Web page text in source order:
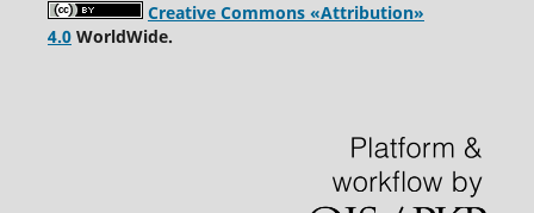
Creative Commons «Attribution»
4.0WorldWide.